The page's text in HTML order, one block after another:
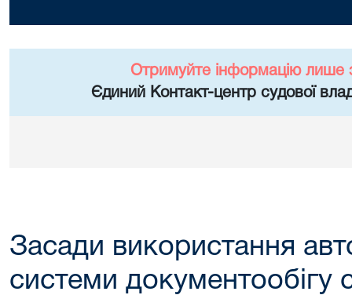
Отримуйте інформацію лише
Єдиний Контакт-центр судової
Засади використання
системи документообігу